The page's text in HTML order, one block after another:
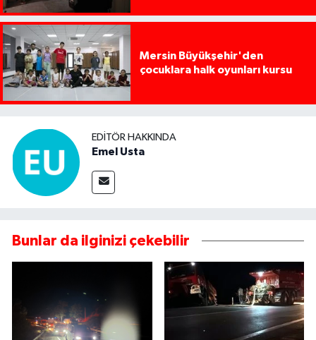
Mersin Büyükşehir'den
çocuklara halk oyunları kursu
EDITÖR HAKKINDA
Emel Usta
Bunlar da ilginizi çekebilir